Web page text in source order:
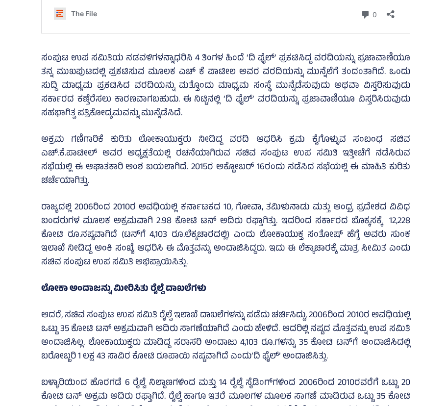
ಸಂಪುಟ ಉಪ ಸಮಿತಿಯ ನಡವಳಿಗಳನ್ನಾಧರಿಸಿ 4 ತಿಂಗಳ ಹಿಂದೆ ‘ದಿ ಫೈಲ್‌’ ಪ್ರಕಟಿಸಿದ್ದ ವರದಿಯನ್ನು ಪ್ರಜಾವಾಣಿಯೂ
ತನ್ನ ಮುಖಪುಟದಲ್ಲಿ ಪ್ರಕಟಿಸುವ ಮೂಲಕ ಎಚ್‌ ಕೆ ಪಾಟೀಲ ಅವರ ವರದಿಯನ್ನು ಮುನ್ನೆಲೆಗೆ ತಂದಂತಾಗಿದೆ. ಒಂದು
ಸುದ್ದಿ ಮಾಧ್ಯಮ ಪ್ರಕಟಿಸಿದ ವರದಿಯನ್ನು ಮತ್ತೊಂದು ಮಾಧ್ಯಮ ಸಂಸ್ಥೆ ಮುನ್ನೆಡೆಸುವುದು ಅಥವಾ ವಿಸ್ತರಿಸುವುದು
ಸರ್ಕಾರದ ಕಣ್ತೆರೆಸಲು ಕಾರಣವಾಗಬಹುದು. ಈ ನಿಟ್ಟಿನಲ್ಲಿ ‘ದಿ ಫೈಲ್‌’ ವರದಿಯನ್ನು ಪ್ರಜಾವಾಣಿಯೂ ವಿಸ್ತರಿಸಿರುವುದು
ಸಹಭಾಗಿತ್ವ ಪತ್ರಿಕೋದ್ಯಮವನ್ನು ಮುನ್ನೆಡೆಸಿದೆ.
ಅಕ್ರಮ ಗಣಿಗಾರಿಕೆ ಕುರಿತು ಲೋಕಾಯುಕ್ತರು ನೀಡಿದ್ದ ವರದಿ ಆಧರಿಸಿ ಕ್ರಮ ಕೈಗೊಳ್ಳುವ ಸಂಬಂಧ ಸಚಿವ
ಎಚ್.ಕೆ.ಪಾಟೀಲ್​ ಅವರ ಅಧ್ಯಕ್ಷತೆಯಲ್ಲಿ ರಚನೆಯಾಗಿರುವ ಸಚಿವ ಸಂಪುಟ ಉಪ ಸಮಿತಿ ಇತ್ತೀಚೆಗೆ ನಡೆಸಿರುವ
ಸಭೆಯಲ್ಲಿ ಈ ಆಘಾತಕಾರಿ ಅಂಶ ಬಯಲಾಗಿದೆ. 2015ರ ಅಕ್ಟೋಬರ್​ 16ರಂದು ನಡೆಸಿದ ಸಭೆಯಲ್ಲಿ ಈ ಮಾಹಿತಿ ಕುರಿತು
ಚರ್ಚೆಯಾಗಿತ್ತು.
ರಾಜ್ಯದಲ್ಲಿ 2006ರಿಂದ 2010ರ ಅವಧಿಯಲ್ಲಿ ಕರ್ನಾಟಕದ 10, ಗೋವಾ, ತಮಿಳುನಾಡು ಮತ್ತು ಆಂಧ್ರ ಪ್ರದೇಶದ ವಿವಿಧ
ಬಂದರುಗಳ ಮೂಲಕ ಅಕ್ರಮವಾಗಿ 2.98 ಕೋಟಿ ಟನ್ ಅದಿರು ರಫ್ತಾಗಿತ್ತು. ಇದರಿಂದ ಸರ್ಕಾರದ ಬೊಕ್ಕಸಕ್ಕೆ ​​ 12,228
ಕೋಟಿ ರೂ.ನಷ್ಟವಾಗಿದೆ (ಟನ್​​ಗೆ 4,103 ರೂ.ಲೆಕ್ಕಚಾರದಲ್ಲಿ) ಎಂದು ಲೋಕಾಯುಕ್ತ ಸಂತೋಷ್​ ಹೆಗ್ಡೆ ಅವರು ಸುಂಕ
ಇಲಾಖೆ ನೀಡಿದ್ದ ಅಂಕಿ ಸಂಖ್ಯೆ ಆಧರಿಸಿ ಈ ಮೊತ್ತವನ್ನು ಅಂದಾಜಿಸಿದ್ದರು. ಇದು ಈ ಲೆಕ್ಕಾಚಾರಕ್ಕೆ ಮಾತ್ರ ಸೀಮಿತ ಎಂದು
ಸಚಿವ ಸಂಪುಟ ಉಪ ಸಮಿತಿ ಅಭಿಪ್ರಾಯಿಸಿತ್ತು.
ಲೋಕಾ ಅಂದಾಜನ್ನು ಮೀರಿಸಿತು ರೈಲ್ವೆ ದಾಖಲೆಗಳು
ಆದರೆ, ಸಚಿವ ಸಂಪುಟ ಉಪ ಸಮಿತಿ ರೈಲ್ವೆ ಇಲಾಖೆ ದಾಖಲೆಗಳನ್ನು ಪಡೆದು ಚರ್ಚಿಸಿದ್ದು, 2006ರಿಂದ 2010ರ ಅವಧಿಯಲ್ಲಿ
ಒಟ್ಟು 35 ಕೋಟಿ ಟನ್​​ ಅಕ್ರಮವಾಗಿ ಅದಿರು ಸಾಗಣೆಯಾಗಿದೆ ಎಂದು ಹೇಳಿದೆ. ಆದರಿಲ್ಲಿ ನಷ್ಟದ ಮೊತ್ತವನ್ನು ಉಪ ಸಮಿತಿ
ಅಂದಾಜಿಸಿಲ್ಲ. ಲೋಕಾಯುಕ್ತರು ಮಾಡಿದ್ದ ಸರಾಸರಿ ಅಂದಾಜು 4,103 ರೂ.ಗಳನ್ನು 35 ಕೋಟಿ ಟನ್​​ಗೆ ಅಂದಾಜಿಸಿದಲ್ಲಿ
ಬರೋಬ್ಬರಿ 1 ಲಕ್ಷ 43 ಸಾವಿರ ಕೋಟಿ ರೂಪಾಯಿ ನಷ್ಟವಾಗಿದೆ ಎಂದು’ದಿ ಫೈಲ್‌’ ಅಂದಾಜಿಸಿತ್ತು.
ಬಳ್ಳಾರಿಯಿಂದ ಹೊರಗಡೆ 6 ರೈಲ್ವೆ ನಿಲ್ದಾಣಗಳಿಂದ ಮತ್ತು 14 ರೈಲ್ವೆ ಸೈಡಿಂಗ್​​ಗಳಿಂದ 2006ರಿಂದ 2010ರವರೆಗೆ ಒಟ್ಟು 20
ಕೋಟಿ ಟನ್​ ಅಕ್ರಮ ಅದಿರು ರಫ್ತಾಗಿದೆ. ರೈಲ್ವೆ ಹಾಗೂ ಇತರೆ ಮೂಲಗಳ ಮೂಲಕ ಸಾಗಣೆ ಮಾಡಿರುವ ಒಟ್ಟು 35 ಕೋಟಿ